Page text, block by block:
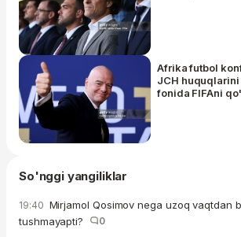
Afrika futbol
JCH
fonida FIFAni
So'nggi yangiliklar
19:40 Mirjamol Qosimov nega uzoq vaqtdan
tushmayapti?
0